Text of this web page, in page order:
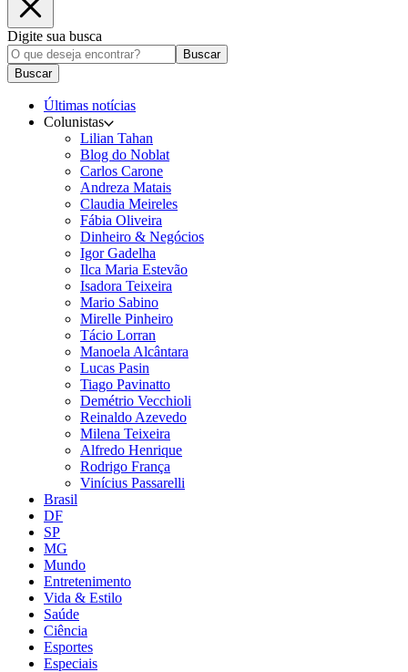
Digite sua busca
Buscar
Buscar
Últimas notícias
Colunistas
Lilian Tahan
Blog do Noblat
Carlos Carone
Andreza Matais
Claudia Meireles
Fábia Oliveira
Dinheiro & Negócios
Igor Gadelha
Ilca Maria Estevão
Isadora Teixeira
Mario Sabino
Mirelle Pinheiro
Tácio Lorran
Manoela Alcântara
Lucas Pasin
Tiago Pavinatto
Demétrio Vecchioli
Reinaldo Azevedo
Milena Teixeira
Alfredo Henrique
Rodrigo França
Vinícius Passarelli
Brasil
DF
SP
MG
Mundo
Entretenimento
Vida & Estilo
Saúde
Ciência
Esportes
Especiais